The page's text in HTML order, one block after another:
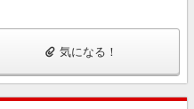
気になる！